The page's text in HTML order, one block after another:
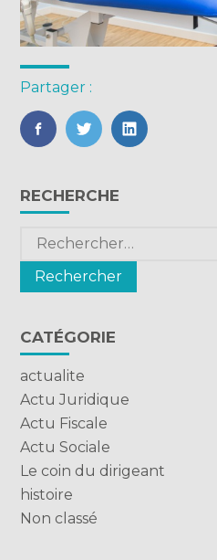
Partager :
FaceBook
TwitterLinkedIn
Blog
sidebar
RECHERCHE
Rechercher :
CATÉGORIE
actualite
Actu Juridique
Actu Fiscale
Actu Sociale
Le coin du dirigeant
histoire
Non classé